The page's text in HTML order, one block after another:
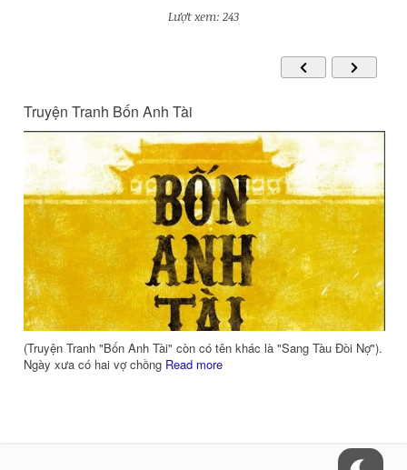
Lượt xem: 243
Truyện Tranh Bốn Anh Tài
(Truyện Tranh "Bốn Anh Tài" còn có tên khác là "Sang Tàu Đòi Nợ").
Ngày xưa có hai vợ chồng Read more